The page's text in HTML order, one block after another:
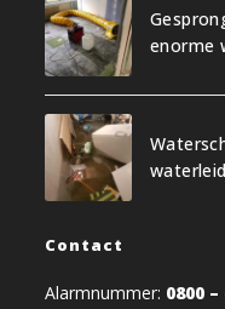
enorme
Contact
Alarmnummer: 0800 –